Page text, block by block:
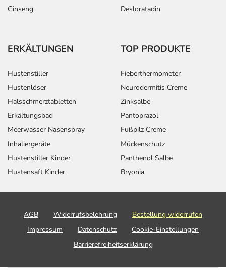
Ginseng
Desloratadin
ERKÄLTUNGEN
Hustenstiller
Hustenlöser
Halsschmerztabletten
Erkältungsbad
Meerwasser Nasenspray
Inhaliergeräte
Hustenstiller Kinder
Hustensaft Kinder
TOP PRODUKTE
Fieberthermometer
Neurodermitis Creme
Zinksalbe
Pantoprazol
Fußpilz Creme
Mückenschutz
Panthenol Salbe
Bryonia
AGB Widerrufsbelehrung
Bestellung widerrufen
Impressum
Datenschutz
Cookie-Einstellungen
Barrierefreiheitserklärung